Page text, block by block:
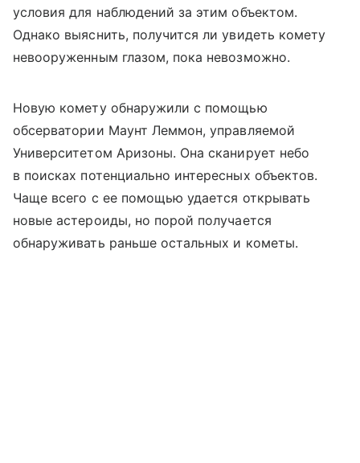
условия для наблюдений за этим объектом.
Однако выяснить, получится ли увидеть комету
невооруженным глазом, пока невозможно.
Новую комету обнаружили с помощью
обсерватории Маунт Леммон, управляемой
Университетом Аризоны. Она сканирует небо
в поисках потенциально интересных объектов.
Чаще всего с ее помощью удается открывать
новые астероиды, но порой получается
обнаруживать раньше остальных и кометы.